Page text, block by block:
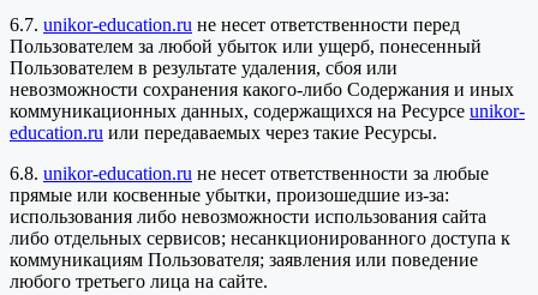
6.7. unikor-education.ru не несет ответственности перед
Пользователем за любой убыток или ущерб, понесенный
Пользователем в результате удаления, сбоя или
невозможности сохранения какого-либо Содержания и иных
коммуникационных данных, содержащихся на Ресурсе unikor-
education.ru или передаваемых через такие Ресурсы.
6.8. unikor-education.ru не несет ответственности за любые
прямые или косвенные убытки, произошедшие из-за:
использования либо невозможности использования сайта
либо отдельных сервисов; несанкционированного доступа к
коммуникациям Пользователя; заявления или поведение
любого третьего лица на сайте.